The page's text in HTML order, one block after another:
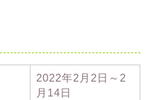
2022年2月2日～2
月14日